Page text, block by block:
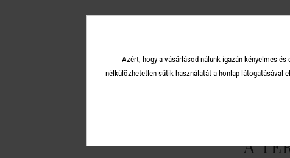
A
Azért, hogy a vásárlásod nálunk igazán kényelmes
nélkülözhetetlen sütik használatát a honlap látogatásával